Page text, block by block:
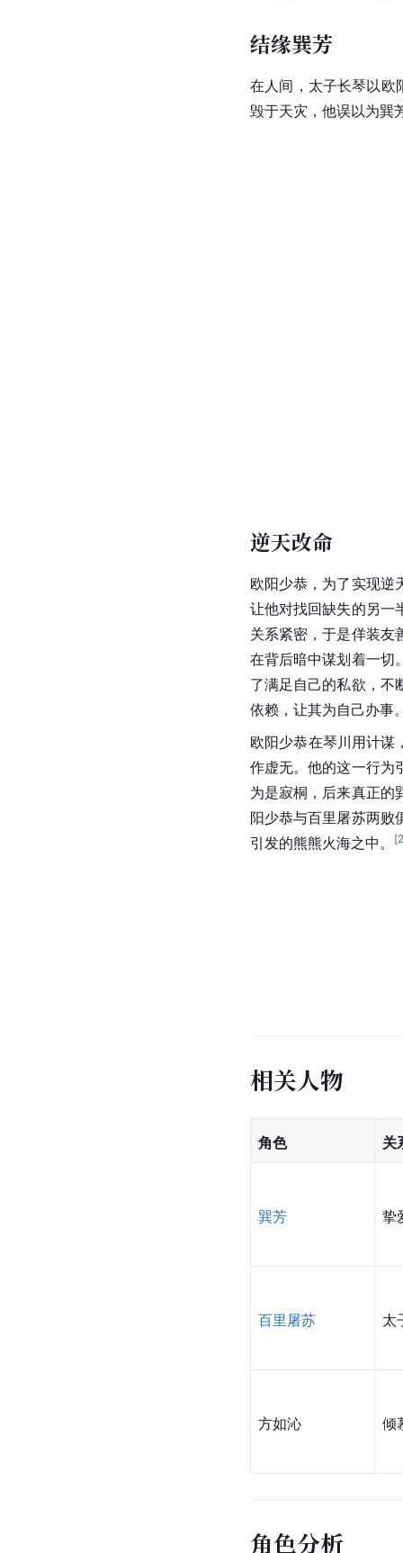
结缘巽芳
在人间，太子长琴以欧
毁于天灾，他误以为巽
逆天改命
欧阳少恭，为了实现逆
让他对找回缺失的另一
关系紧密，于是佯装友
在背后暗中谋划着一切
了满足自己的私欲，不
依赖，让其为自己办事
欧阳少恭在琴川用计谋
作虚无。他的这一行为
为是寂桐，后来真正的
阳少恭与百里屠苏两败
引发的熊熊火海之中。
[
相关人物
角色 关
巽芳 挚
百里屠苏 太
方如沁 倾
角色分析